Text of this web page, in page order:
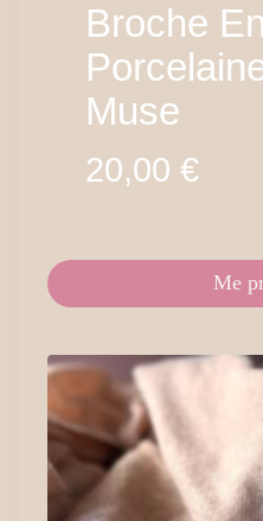
Broche En
Muse
20,00 €
Me